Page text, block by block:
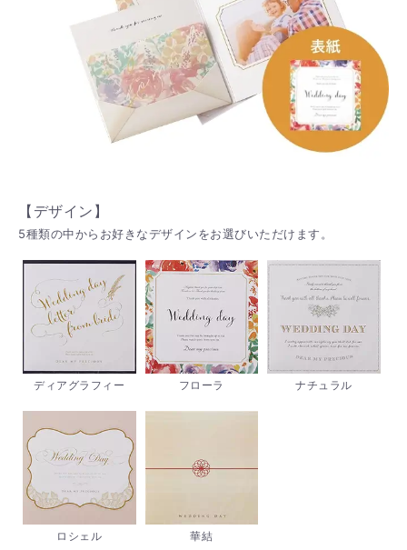
【デザイン】
5種類の中からお好きなデザインをお選びいただけます。
ディアグラフィー フローラ ナチュラル
ロシェル 華結